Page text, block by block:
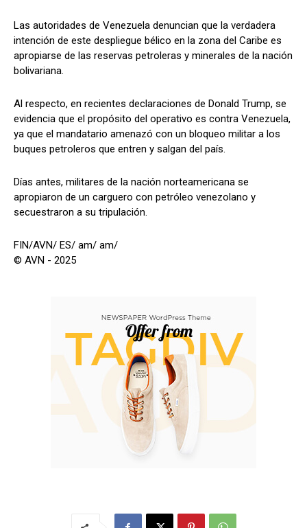
Las autoridades de Venezuela denuncian que la verdadera
intención de este despliegue bélico en la zona del Caribe es
apropiarse de las reservas petroleras y minerales de la nación
bolivariana.
Al respecto, en recientes declaraciones de Donald Trump, se
evidencia que el propósito del operativo es contra Venezuela,
ya que el mandatario amenazó con un bloqueo militar a los
buques petroleros que entren y salgan del país.
Días antes, militares de la nación norteamericana se
apropiaron de un carguero con petróleo venezolano y
secuestraron a su tripulación.
FIN/AVN/ ES/ am/ am/
© AVN - 2025